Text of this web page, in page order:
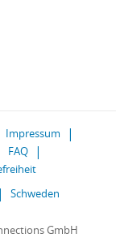
Impressum
FAQ
Schweden
GmbH